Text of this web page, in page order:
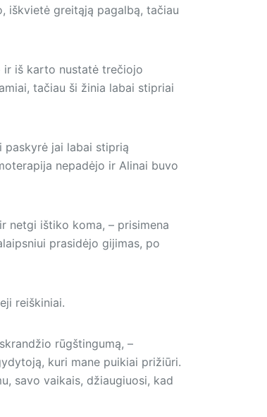
iškvietė greitąją pagalbą, tačiau
ir iš karto nustatė trečiojo
tačiau ši žinia labai stipriai
paskyrė jai labai stiprią
nepadėjo ir Alinai buvo
netgi ištiko koma, – prisimena
prasidėjo gijimas, po
reiškiniai.
rūgštingumą, –
kuri mane puikiai prižiūri.
savo vaikais, džiaugiuosi, kad